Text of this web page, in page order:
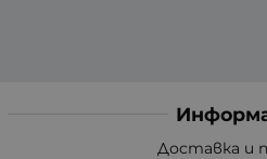
Доставка и